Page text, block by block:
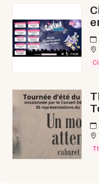
37 - Indre-et-Loire
Choisir mes
Mon email